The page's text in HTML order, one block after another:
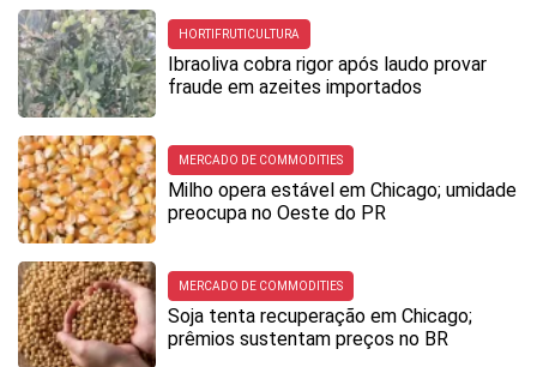
HORTIFRUTICULTURA
Ibraoliva cobra rigor após laudo provar
fraude em azeites importados
MERCADO DE COMMODITIES
Milho opera estável em Chicago; umidade
preocupa no Oeste do PR
MERCADO DE COMMODITIES
Soja tenta recuperação em Chicago;
prêmios sustentam preços no BR